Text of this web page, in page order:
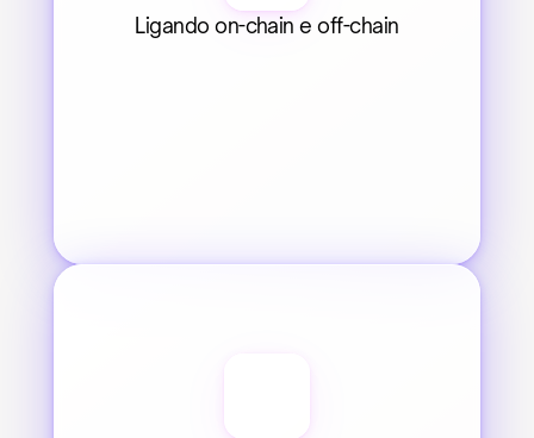
Ligando on-chain e off-chain